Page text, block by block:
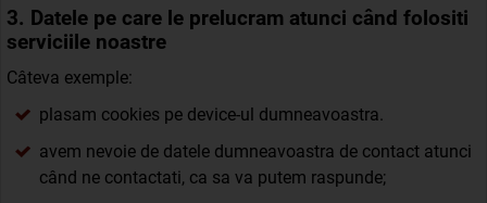
3. Datele pe care le prelucram atunci când folositi
serviciile noastre
Câteva exemple:
plasam cookies pe device-ul dumneavoastra.
avem nevoie de datele dumneavoastra de contact atunci
când ne contactati, ca sa va putem raspunde;